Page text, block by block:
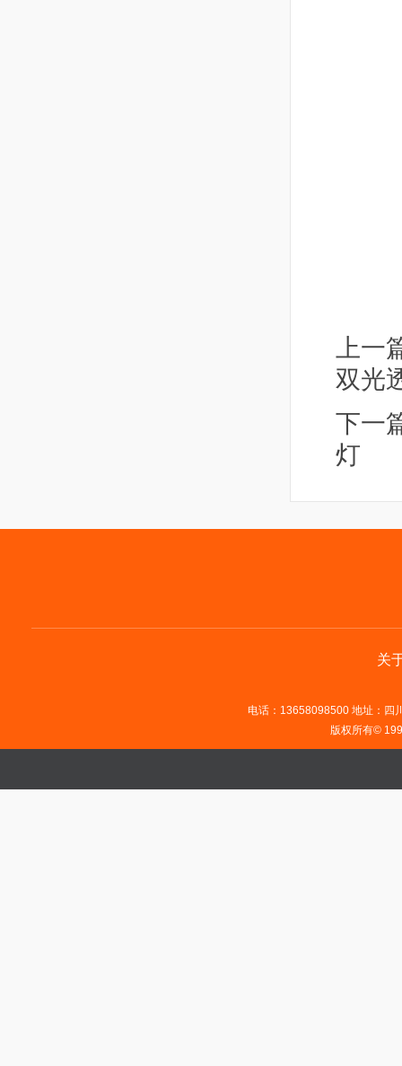
上
双光
下一
灯
关
电话：13658098500 地址：四
版权所有©